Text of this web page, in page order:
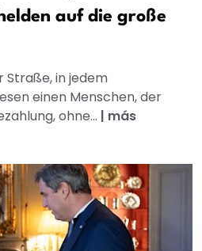
auf die große
Straße, in jedem
einen Menschen, der
ohne... | más